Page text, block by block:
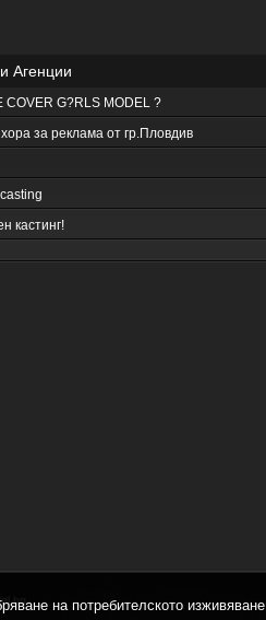
Агенции
COVER G?RLS MODEL ?
за реклама от гр.Пловдив
кастинг!
на потребителското изживяване.